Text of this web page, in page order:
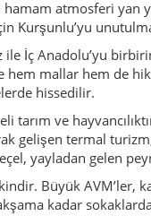
yayla
merkezinde gece
de misafirlere